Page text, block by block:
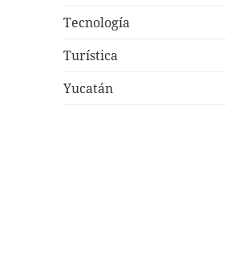
Tecnología
Turística
Yucatán